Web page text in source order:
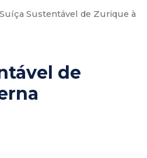
Suíça Sustentável de Zurique à
de